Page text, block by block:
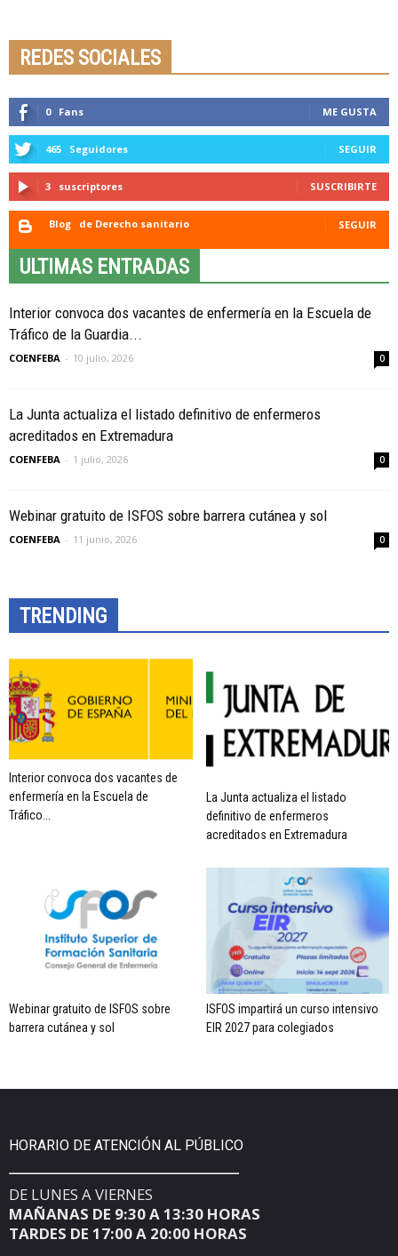
REDES SOCIALES
0 Fans ME GUSTA
465 Seguidores SEGUIR
3 suscriptores SUSCRIBIRTE
Blog de Derecho sanitario SEGUIR
ULTIMAS ENTRADAS
Interior convoca dos vacantes de enfermería en la Escuela de
Tráfico de la Guardia...
COENFEBA - 10 julio, 2026 0
La Junta actualiza el listado definitivo de enfermeros
acreditados en Extremadura
COENFEBA - 1 julio, 2026 0
Webinar gratuito de ISFOS sobre barrera cutánea y sol
COENFEBA - 11 junio, 2026 0
TRENDING
Interior convoca dos vacantes de
enfermería en la Escuela de
Tráfico...
La Junta actualiza el listado
definitivo de enfermeros
acreditados en Extremadura
Webinar gratuito de ISFOS sobre
barrera cutánea y sol
ISFOS impartirá un curso intensivo
EIR 2027 para colegiados
HORARIO DE ATENCIÓN AL PÚBLICO
DE LUNES A VIERNES
MAÑANAS DE 9:30 A 13:30 HORAS
TARDES DE 17:00 A 20:00 HORAS